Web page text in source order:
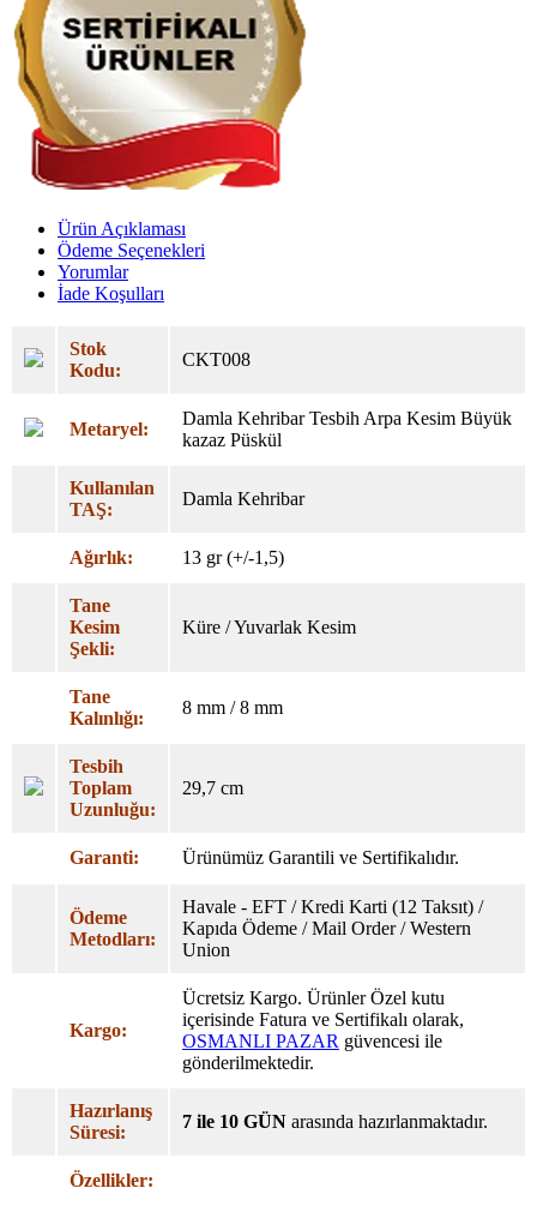
Ürün Açıklaması
Ödeme Seçenekleri
Yorumlar
İade Koşulları
Stok
Kodu:
CKT008
Metaryel:
Damla Kehribar Tesbih Arpa Kesim Büyük
kazaz Püskül
Kullanılan
TAŞ:
Damla Kehribar
Ağırlık: 13 gr (+/-1,5)
Tane
Kesim
Şekli:
Küre / Yuvarlak Kesim
Tane
Kalınlığı:
8 mm / 8 mm
Tesbih
Toplam
Uzunluğu:
29,7 cm
Garanti: Ürünümüz Garantili ve Sertifikalıdır.
Ödeme
Metodları:
Havale - EFT / Kredi Karti (12 Taksıt) /
Kapıda Ödeme / Mail Order / Western
Union
Kargo:
Ücretsiz Kargo. Ürünler Özel kutu
içerisinde Fatura ve Sertifikalı olarak,
OSMANLI PAZAR güvencesi ile
gönderilmektedir.
Hazırlanış
Süresi:
7 ile 10 GÜN arasında hazırlanmaktadır.
Özellikler: